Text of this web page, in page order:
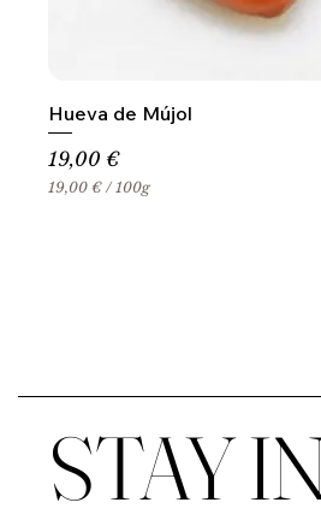
Hueva de Mújol
Precio
19,00 €
19,00 € / 100g
1
G
aSTAY